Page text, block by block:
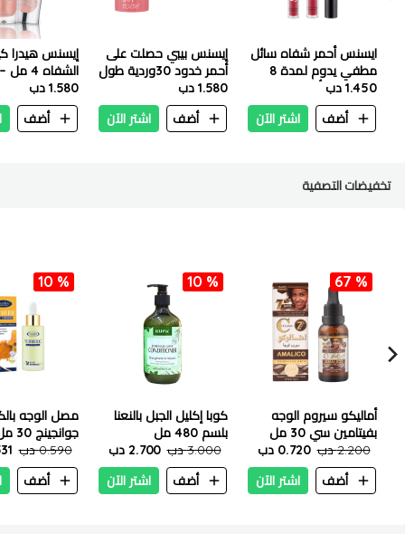
ايسنس أحمر شفاه سائل
مطفي يدوم لمدة 8
ساعات 07 أحمر كلاسيكي
1.450 دب
أضف
اشتر الآن
إيسنس بيبي حصلت على
أحمر خدود 30وردية طول
اليوم
1.580 دب
أضف
اشتر الآن
إيسنس هيدرا
كوكي سباركل
1.580 دب
أضف
تخفيضات التصفية
67 %
أماليكو سيروم الوجه
بفيتامين سي 30 مل
2.200 دب
0.720 دب
أضف
اشتر الآن
10 %
كوبا إكليل الجبل بالنعنا
بلسم 480 مل
3.000 دب
2.700 دب
أضف
اشتر الآن
10 %
مصل الوجه
جوانجينج 30 مل
0.590 دب
أضف